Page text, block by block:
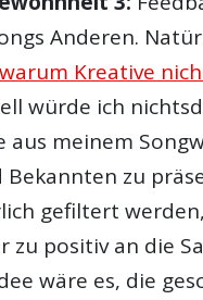
Anderen.
warum Kreative
würde ich
aus meinem
Bekannten zu
gefiltert
zu positiv an die
wäre es, die